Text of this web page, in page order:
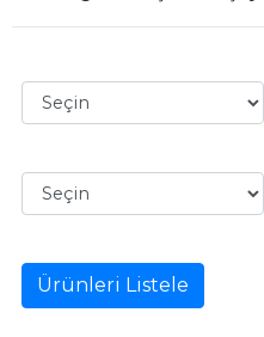
Ürünleri Listele